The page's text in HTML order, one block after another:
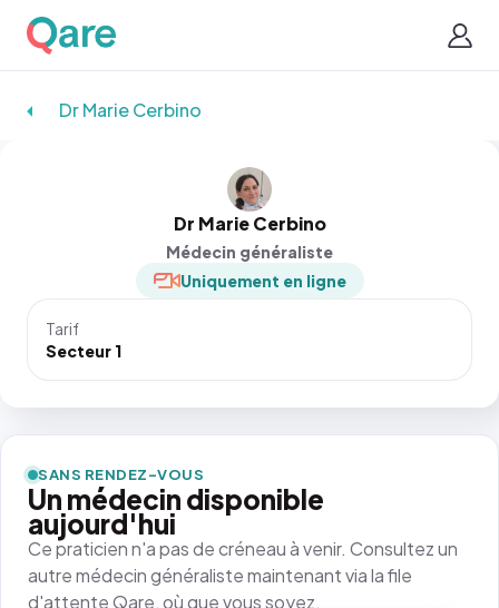
Dr Marie Cerbino
Dr Marie Cerbino
Médecin généraliste
Uniquement en ligne
Tarif
Secteur 1
SANS RENDEZ-VOUS
Un médecin disponible
aujourd'hui
Ce praticien n'a pas de créneau à venir. Consultez un
autre médecin généraliste maintenant via la file
d'attente Qare, où que vous soyez.